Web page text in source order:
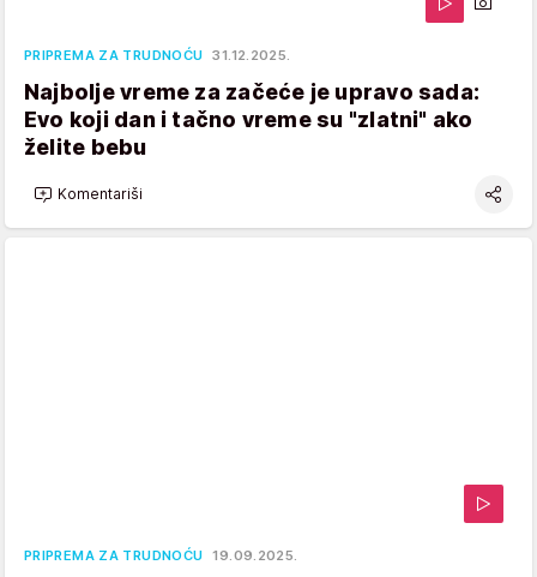
PRIPREMA ZA TRUDNOĆU 31.12.2025.
Najbolje vreme za začeće je upravo sada:
Evo koji dan i tačno vreme su "zlatni" ako
želite bebu
Komentariši
PRIPREMA ZA TRUDNOĆU 19.09.2025.